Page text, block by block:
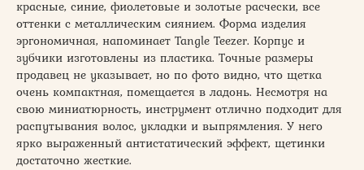
красные, синие, фиолетовые и золотые расчески, все
оттенки с металлическим сиянием. Форма изделия
эргономичная, напоминает Tangle Teezer. Корпус и
зубчики изготовлены из пластика. Точные размеры
продавец не указывает, но по фото видно, что щетка
очень компактная, помещается в ладонь. Несмотря на
свою миниатюрность, инструмент отлично подходит для
распутывания волос, укладки и выпрямления. У него
ярко выраженный антистатический эффект, щетинки
достаточно жесткие.